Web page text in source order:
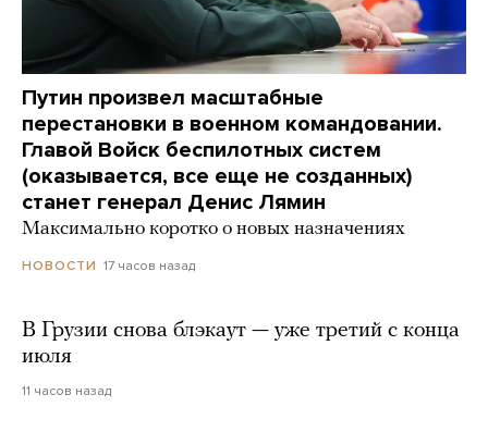
Путин произвел масштабные
перестановки в военном командовании.
Главой Войск беспилотных систем
(оказывается, все еще не созданных)
станет генерал Денис Лямин
Максимально коротко о новых назначениях
НОВОСТИ 17 часов назад
В Грузии снова блэкаут — уже третий с конца
июля
11 часов назад